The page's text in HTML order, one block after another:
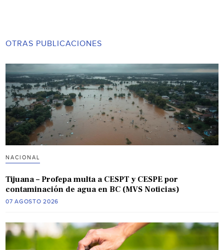
OTRAS PUBLICACIONES
NACIONAL
Tijuana – Profepa multa a CESPT y CESPE por
contaminación de agua en BC (MVS Noticias)
07 AGOSTO 2026